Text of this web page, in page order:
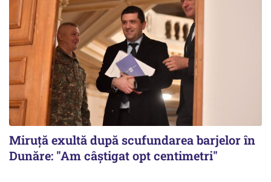
Miruță exultă după scufundarea barjelor în
Dunăre: "Am câștigat opt centimetri"